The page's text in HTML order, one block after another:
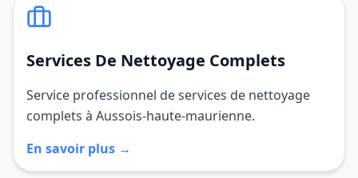
Services De Nettoyage Complets
Service professionnel de services de nettoyage
complets à Aussois-haute-maurienne.
En savoir plus →